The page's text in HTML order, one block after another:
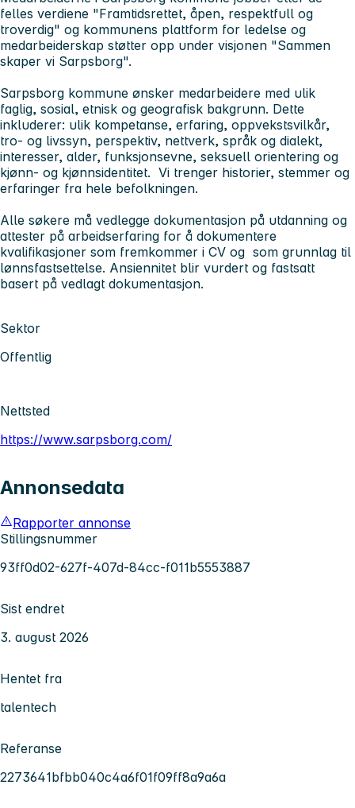
felles verdiene "Framtidsrettet, åpen, respektfull og
troverdig" og kommunens plattform for ledelse og
medarbeiderskap støtter opp under visjonen "Sammen
skaper vi Sarpsborg".
Sarpsborg kommune ønsker medarbeidere med ulik
faglig, sosial, etnisk og geografisk bakgrunn. Dette
inkluderer: ulik kompetanse, erfaring, oppvekstsvilkår,
tro- og livssyn, perspektiv, nettverk, språk og dialekt,
interesser, alder, funksjonsevne, seksuell orientering og
kjønn- og kjønnsidentitet. Vi trenger historier, stemmer og
erfaringer fra hele befolkningen.
Alle søkere må vedlegge dokumentasjon på utdanning og
attester på arbeidserfaring for å dokumentere
kvalifikasjoner som fremkommer i CV og som grunnlag til
lønnsfastsettelse. Ansiennitet blir vurdert og fastsatt
basert på vedlagt dokumentasjon.
Sektor
Offentlig
Nettsted
https://www.sarpsborg.com/
Annonsedata
Rapporter annonse
Stillingsnummer
93ff0d02-627f-407d-84cc-f011b5553887
Sist endret
3. august 2026
Hentet fra
talentech
Referanse
2273641bfbb040c4a6f01f09ff8a9a6a